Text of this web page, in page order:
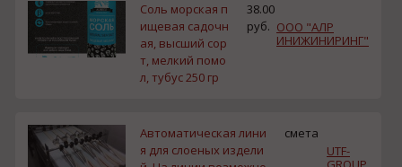
Соль морская п
ищевая садочн
ая, высший сор
т, мелкий помо
л, тубус 250 гр
38.00
руб. ООО "АЛР
ИНИЖИНИРИНГ"
Автоматическая лини
я для слоеных издели
смета
UTF-